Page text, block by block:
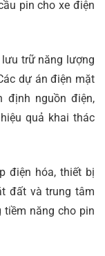
pin cho xe điện
trữ năng lượng
dự án điện mặt
nguồn điện,
quả khai thác
điện hóa, thiết bị
đất và trung tâm
năng cho pin